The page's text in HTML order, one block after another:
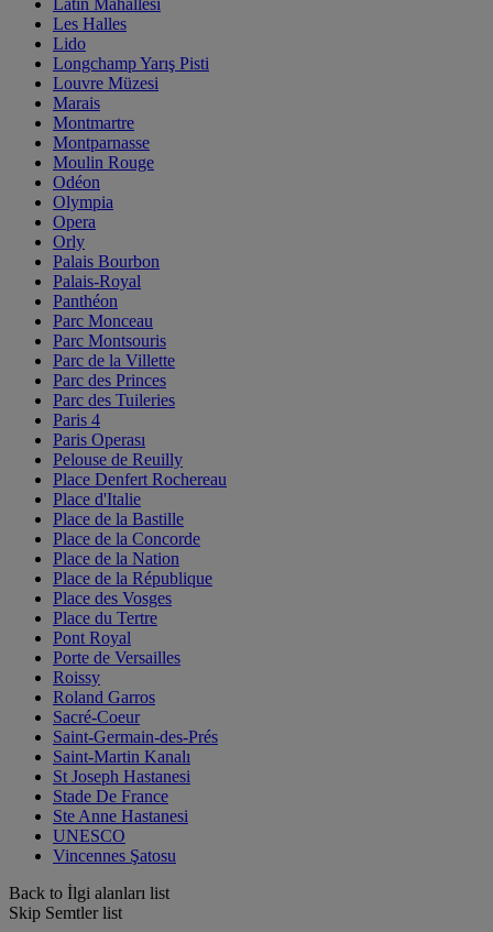
Latin Mahallesi
Les Halles
Lido
Longchamp Yarış Pisti
Louvre Müzesi
Marais
Montmartre
Montparnasse
Moulin Rouge
Odéon
Olympia
Opera
Orly
Palais Bourbon
Palais-Royal
Panthéon
Parc Monceau
Parc Montsouris
Parc de la Villette
Parc des Princes
Parc des Tuileries
Paris 4
Paris Operası
Pelouse de Reuilly
Place Denfert Rochereau
Place d'Italie
Place de la Bastille
Place de la Concorde
Place de la Nation
Place de la République
Place des Vosges
Place du Tertre
Pont Royal
Porte de Versailles
Roissy
Roland Garros
Sacré-Coeur
Saint-Germain-des-Prés
Saint-Martin Kanalı
St Joseph Hastanesi
Stade De France
Ste Anne Hastanesi
UNESCO
Vincennes Şatosu
Back to İlgi alanları list
Skip Semtler list